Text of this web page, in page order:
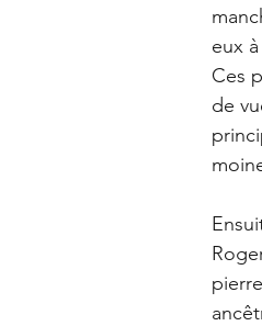
eux
Ces
de